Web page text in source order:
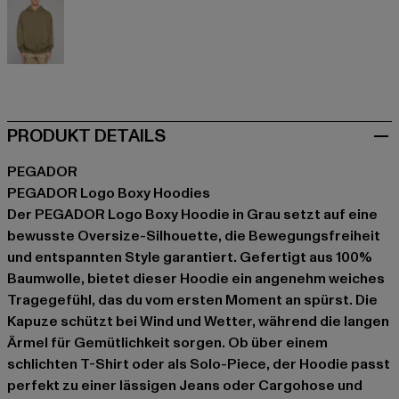
PRODUKT DETAILS
PEGADOR
PEGADOR Logo Boxy Hoodies
Der PEGADOR Logo Boxy Hoodie in Grau setzt auf eine
bewusste Oversize-Silhouette, die Bewegungsfreiheit
und entspannten Style garantiert. Gefertigt aus 100%
Baumwolle, bietet dieser Hoodie ein angenehm weiches
Tragegefühl, das du vom ersten Moment an spürst. Die
Kapuze schützt bei Wind und Wetter, während die langen
Ärmel für Gemütlichkeit sorgen. Ob über einem
schlichten T-Shirt oder als Solo-Piece, der Hoodie passt
perfekt zu einer lässigen Jeans oder Cargohose und